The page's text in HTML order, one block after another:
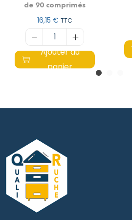
de 90 comprimés
16,15 € TTC
Ajouter au
panier